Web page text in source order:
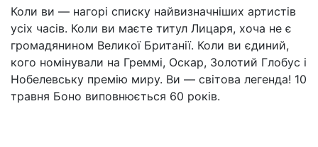
Коли ви — нагорі списку найвизначніших артистів
усіх часів. Коли ви маєте титул Лицаря, хоча не є
громадянином Великої Британії. Коли ви єдиний,
кого номінували на Греммі, Оскар, Золотий Глобус і
Нобелевську премію миру. Ви — світова легенда! 10
травня Боно виповнюється 60 років.